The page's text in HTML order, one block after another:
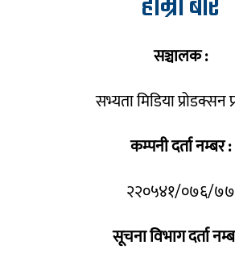
हाम्रो बारे
सञ्चालक :
सभ्यता मिडिया प्रोडक्सन
कम्पनी दर्ता नम्बर :
२२०५४१/०७६/७७
सूचना विभाग दर्ता